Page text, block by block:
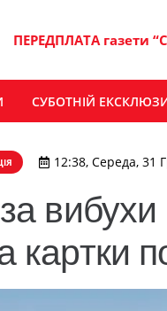
ПЕРЕДПЛАТА газети
СУБОТНІЙ
12:38, Середа, 31
за
картки